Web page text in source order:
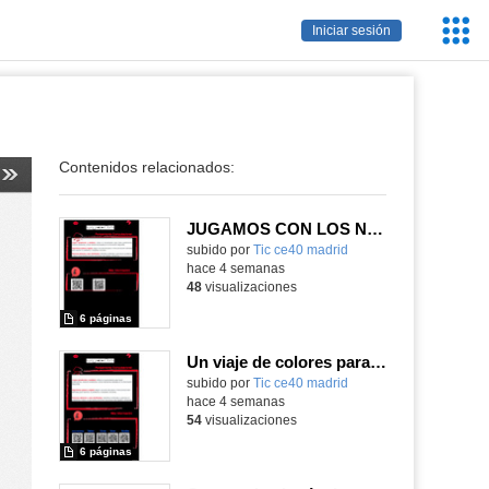
Iniciar sesión
Contenidos relacionados:
JUGAMOS CON LOS NÚMEROS Y COLORES COMO UN ROBOT.
subido por Tic ce40 madrid
6 páginas
hace 4 semanas
48visualizaciones
Un viaje de colores para la cabeza de Robix
subido por Tic ce40 madrid
6 páginas
hace 4 semanas
54visualizaciones